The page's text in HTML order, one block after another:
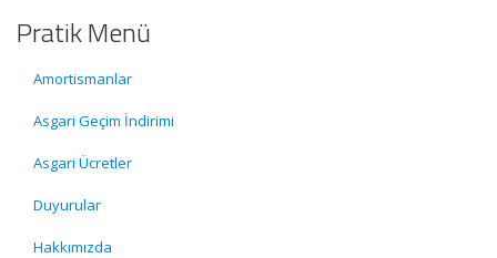
Pratik Menü
Amortismanlar
Asgari Geçim İndirimi
Asgari Ücretler
Duyurular
Hakkımızda